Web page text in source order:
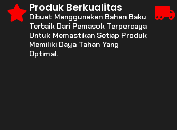
Produk Berkualitas
Dibuat Menggunakan Bahan Baku
Terbaik Dari Pemasok Terpercaya
Untuk Memastikan Setiap Produk
Memiliki Daya Tahan Yang
Optimal.